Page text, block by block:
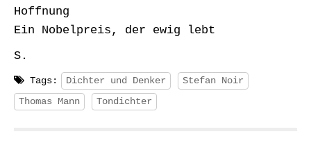
Hoffnung
Ein Nobelpreis, der ewig lebt
S.
Tags: Dichter und Denker
Stefan Noir
Thomas Mann
Tondichter